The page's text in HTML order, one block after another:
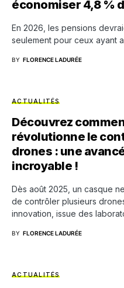
économiser 4,8 %
En 2026, les pensions
seulement pour ceux ayant
BY FLORENCE LADURÉE
ACTUALITÉS
Découvrez
révolutionne le
drones : une
incroyable !
Dès août 2025, un casque
de contrôler plusieurs
innovation, issue des
BY FLORENCE LADURÉE
ACTUALITÉS